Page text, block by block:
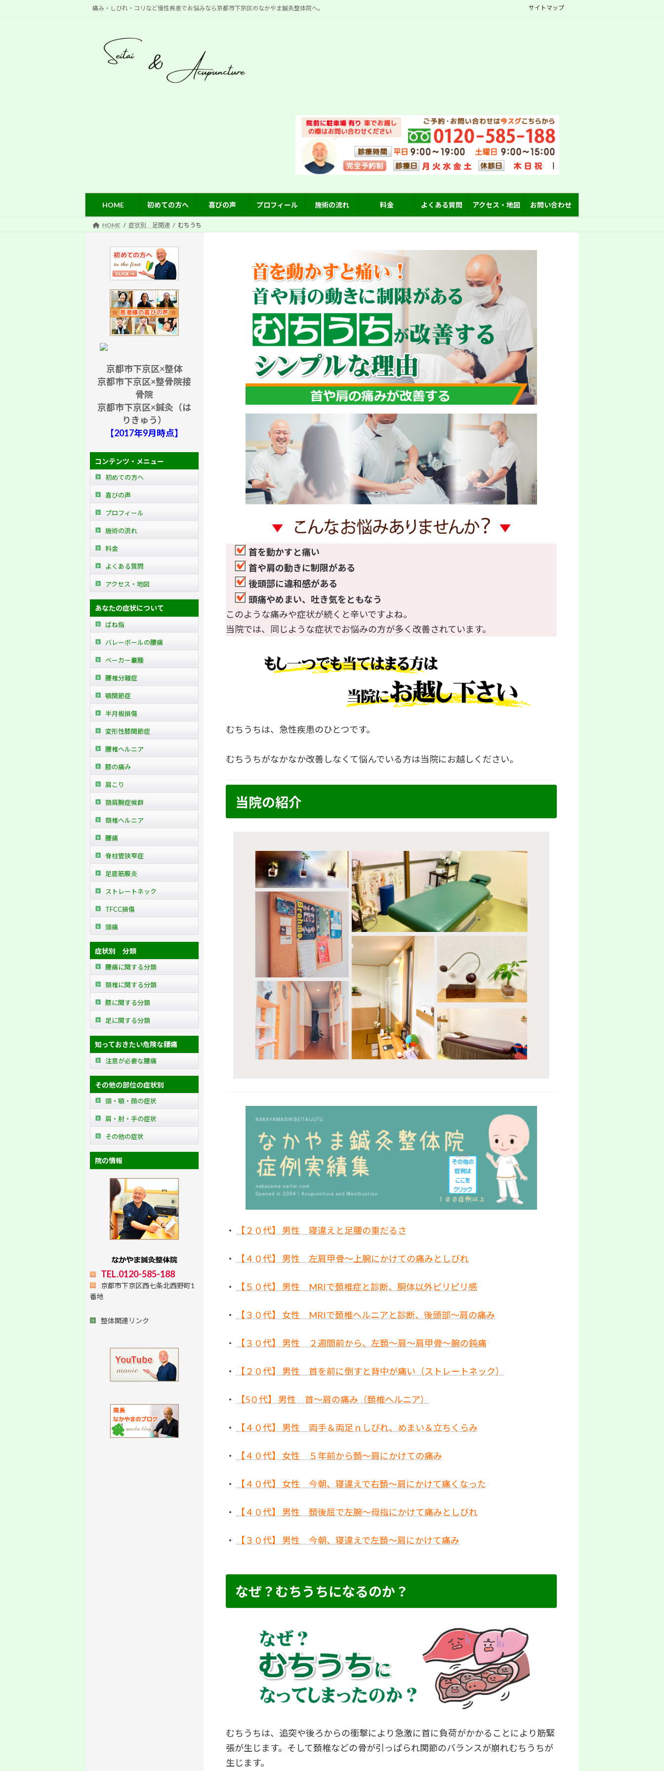
痛み・しびれ・コリなど慢性疾患でお悩みなら京都市下京区のなかやま鍼灸整体院へ。 サイトマップ
HOME 初めての方へ 喜びの声 プロフィール 施術の流れ 料金 よくある質問 アクセス・地図 お問い合わせ
HOME 症状別 足関連 むちうち
首を動かすと痛い
首や肩の動きに制限がある
後頭部に違和感がある
頭痛やめまい、吐き気をともなう
このような痛みや症状が続くと辛いですよね。
当院では、同じような症状でお悩みの方が多く改善されています。
むちうちは、急性疾患のひとつです。
むちうちがなかなか改善しなくて悩んでいる方は当院にお越しください。
当院の紹介
・ 【２０代】 男性 寝違えと足腰の重だるさ
・ 【４０代】 男性 左肩甲骨～上腕にかけての痛みとしびれ
・ 【５０代】 男性 MRIで頚椎症と診断、胴体以外ピリピリ感
・ 【３０代】 女性 MRIで頚椎ヘルニアと診断、後頭部～肩の痛み
・ 【３０代】 男性 ２週間前から、左頚～肩～肩甲骨～腕の鈍痛
・ 【２０代】 男性 首を前に倒すと背中が痛い（ストレートネック）
・ 【5０代】 男性 首～肩の痛み（頚椎ヘルニア）
・ 【４０代】 男性 両手＆両足ｎしびれ、めまい＆立ちくらみ
・ 【４０代】 女性 ５年前から頚～肩にかけての痛み
・ 【４０代】 女性 今朝、寝違えで右頚～肩にかけて痛くなった
・ 【４０代】 男性 頚後屈で左腕～母指にかけて痛みとしびれ
・ 【３０代】 男性 今朝、寝違えで左頚～肩にかけて痛み
なぜ？むちうちになるのか？
むちうちは、追突や後ろからの衝撃により急激に首に負荷がかかることにより筋緊
張が生じます。そして頚椎などの骨が引っぱられ関節のバランスが崩れむちうちが
生じます。
京都市下京区×整体
京都市下京区×整骨院接
骨院
京都市下京区×鍼灸（は
りきゅう）
【2017年9月時点】
コンテンツ・メニュー
初めての方へ
喜びの声
プロフィール
施術の流れ
料金
よくある質問
アクセス・地図
あなたの症状について
ばね指
バレーボールの腰痛
ベーカー嚢腫
腰椎分離症
顎関節症
半月板損傷
変形性膝関節症
腰椎ヘルニア
膝の痛み
肩こり
頚肩腕症候群
頚椎ヘルニア
腰痛
脊柱管狭窄症
足底筋膜炎
ストレートネック
TFCC損傷
頭痛
症状別 分類
腰痛に関する分類
頚椎に関する分類
膝に関する分類
足に関する分類
知っておきたい危険な腰痛
注意が必要な腰痛
その他の部位の症状別
頭・顎・顔の症状
肩・肘・手の症状
その他の症状
院の情報
TEL.0120-585-188
京都市下京区西七条北西野町1
番地
整体関連リンク